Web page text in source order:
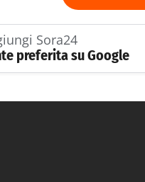
Sora24
preferita su Google